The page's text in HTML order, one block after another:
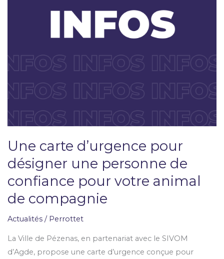
Une carte d’urgence pour
désigner une personne de
confiance pour votre animal
de compagnie
Actualités/ Perrottet
La Ville de Pézenas, en partenariat avec le SIVOM
d’Agde, propose une carte d’urgence conçue pour
votre
animal
de
compagnie